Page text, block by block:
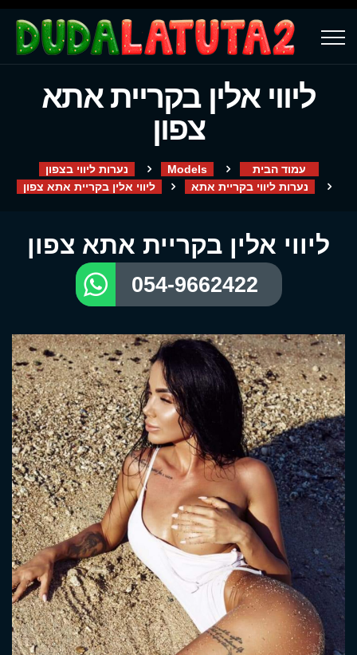
ליווי אלין בקריית אתא
צפון
עמוד הבית Models
נערות ליווי בצפון
נערות ליווי בקריית אתא
ליווי אלין בקריית אתא צפון
ליווי אלין בקריית אתא צפון
054-9662422